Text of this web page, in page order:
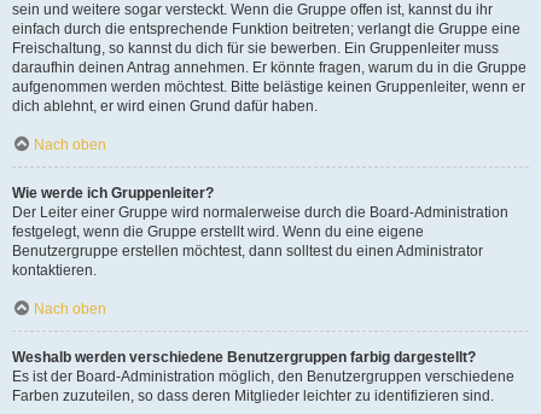
sein und weitere sogar versteckt. Wenn die Gruppe offen ist, kannst du ihr
einfach durch die entsprechende Funktion beitreten; verlangt die Gruppe eine
Freischaltung, so kannst du dich für sie bewerben. Ein Gruppenleiter muss
daraufhin deinen Antrag annehmen. Er könnte fragen, warum du in die Gruppe
aufgenommen werden möchtest. Bitte belästige keinen Gruppenleiter, wenn er
dich ablehnt, er wird einen Grund dafür haben.
Nach oben
Wie werde ich Gruppenleiter?
Der Leiter einer Gruppe wird normalerweise durch die Board-Administration
festgelegt, wenn die Gruppe erstellt wird. Wenn du eine eigene
Benutzergruppe erstellen möchtest, dann solltest du einen Administrator
kontaktieren.
Nach oben
Weshalb werden verschiedene Benutzergruppen farbig dargestellt?
Es ist der Board-Administration möglich, den Benutzergruppen verschiedene
Farben zuzuteilen, so dass deren Mitglieder leichter zu identifizieren sind.